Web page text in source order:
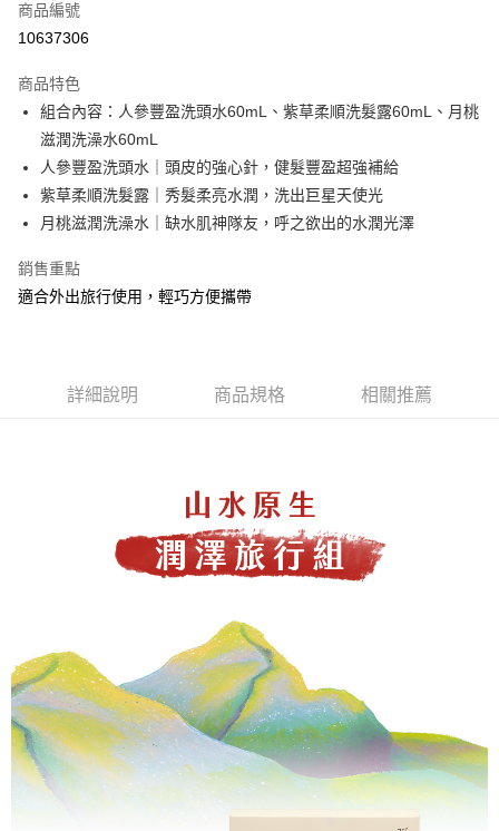
LINE Pay
街口支付
悠遊付
全盈+PAY
大哥付你分期
相關說明
1.本服務由台灣大哥大提供，台灣大哥大用戶可立即使用無須另外申請。
3.實際核准額度、可分期數及費用金額請依後續交易確認頁面所載為準。
4.訂單成立30分鐘內，如未前往確認交易或遇審核未通過，訂單將自動取
2.透過簡訊連結打開帳單後，可選擇「超商條碼／台灣大直營門市／銀行轉
帳／街口支付／iPASS MONEY」等通路繳費。
用戶於交易時，得透過本服務購買商品或服務，並由商店將買賣／分期付款
買賣價金債權讓與本公司後，依約使用本公司帳單繳交帳款。
2.基於同意付款使用「大哥付你分期」之契約關係目的，商店將以您的個人
資料（包含姓名、電話或地址）提供予台灣大哥大進項蒐集、處理及利用，
由本公司與您本人進行分期帳單所需資料之確認、核對及更正。
3.完整用戶服務條款，請詳閱以下連結：https://oppay.tw/userRule
AFTEE先享後付
便利好安心！
【「AFTEE先享後付」結帳流程】
１．於結帳方式選擇「AFTEE先享後付」後，將跳轉至「AFTEE先享後付」
結帳頁面，進行簡訊認證並確認金額後，即可完成結帳。
２．訂單成立數日內，您將收到繳費通知簡訊。
３．收到繳費通知簡訊後14天內，點擊此簡訊中的連結，可透過四大超商／
購買商品的店家。未經商家同意取消之訂單仍視為有效，需透過AFTEE先享
後付繳納相關費用。
※ 交易是否成功請以「AFTEE先享後付 」之結帳頁面顯示為準，若有關於
是否繳費成功／繳費後需取消欲退款等相關疑問，請聯繫「AFTEE先享後付
客戶支援中心」https://netprotections.freshdesk.com/support/home
【注意事項】
１．透過由恩沛科技股份有限公司提供之「AFTEE先享後付」服務完成之交
易，需依本服務之必要範圍內提供個人資料，並將交易相關給付款項請求債
每筆NT$100，滿NT$1,000(含以上)免運費
❌未開放，選取系統將直接取消訂單❌
每筆NT$100，滿NT$1,000(含以上)免運費
黑貓宅配｜線上支付
每筆NT$100，滿NT$1,000(含以上)免運費
離島宅配
每筆NT$280，滿NT$3,000(含以上)免運費
商品編號
10637306
商品特色
組合內容：人參豐盈洗頭水60mL、紫草柔順洗髮露60mL、月桃
滋潤洗澡水60mL
人參豐盈洗頭水｜頭皮的強心針，健髮豐盈超強補給
紫草柔順洗髮露｜秀髮柔亮水潤，洗出巨星天使光
月桃滋潤洗澡水｜缺水肌神隊友，呼之欲出的水潤光澤
銷售重點
適合外出旅行使用，輕巧方便攜帶
詳細說明 商品規格 相關推薦